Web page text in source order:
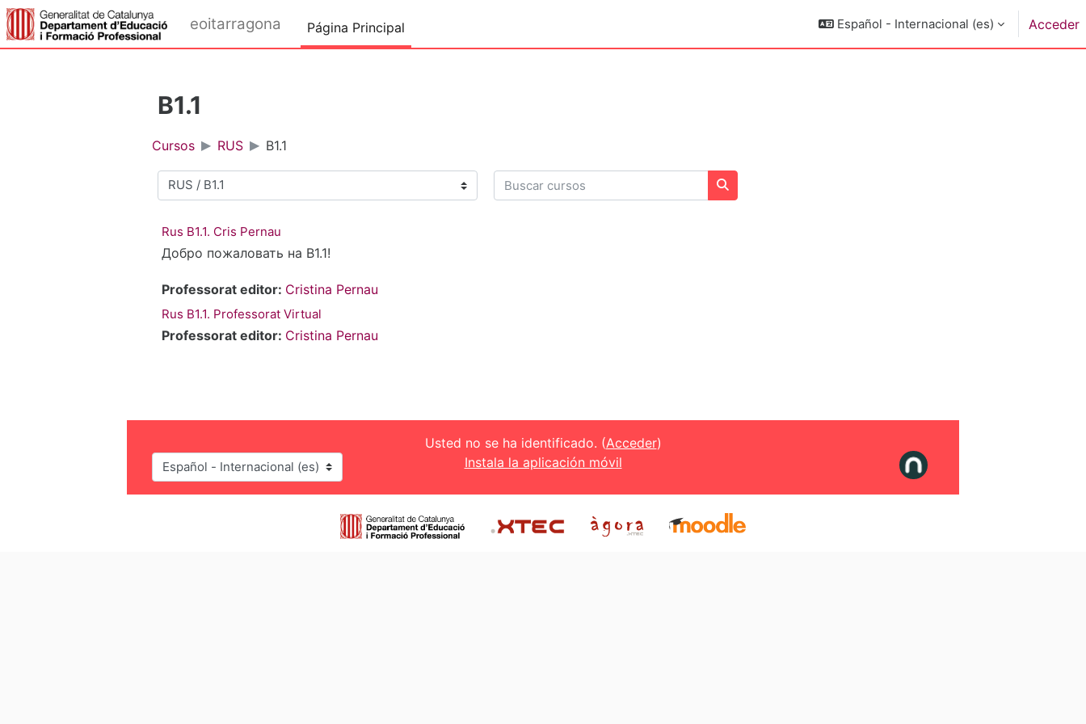
Salta al contenido principal
eoitarragona Página Principal Español - Internacional ‎(es)‎ Acceder
B1.1
Cursos RUS B1.1
Categorías
Buscar cursos
Buscar cursos
Rus B1.1. Cris Pernau
Добро пожаловать на B1.1!
Professorat editor: Cristina Pernau
Rus B1.1. Professorat Virtual
Professorat editor: Cristina Pernau
Idioma Usted no se ha identificado. (Acceder)
Instala la aplicación móvil